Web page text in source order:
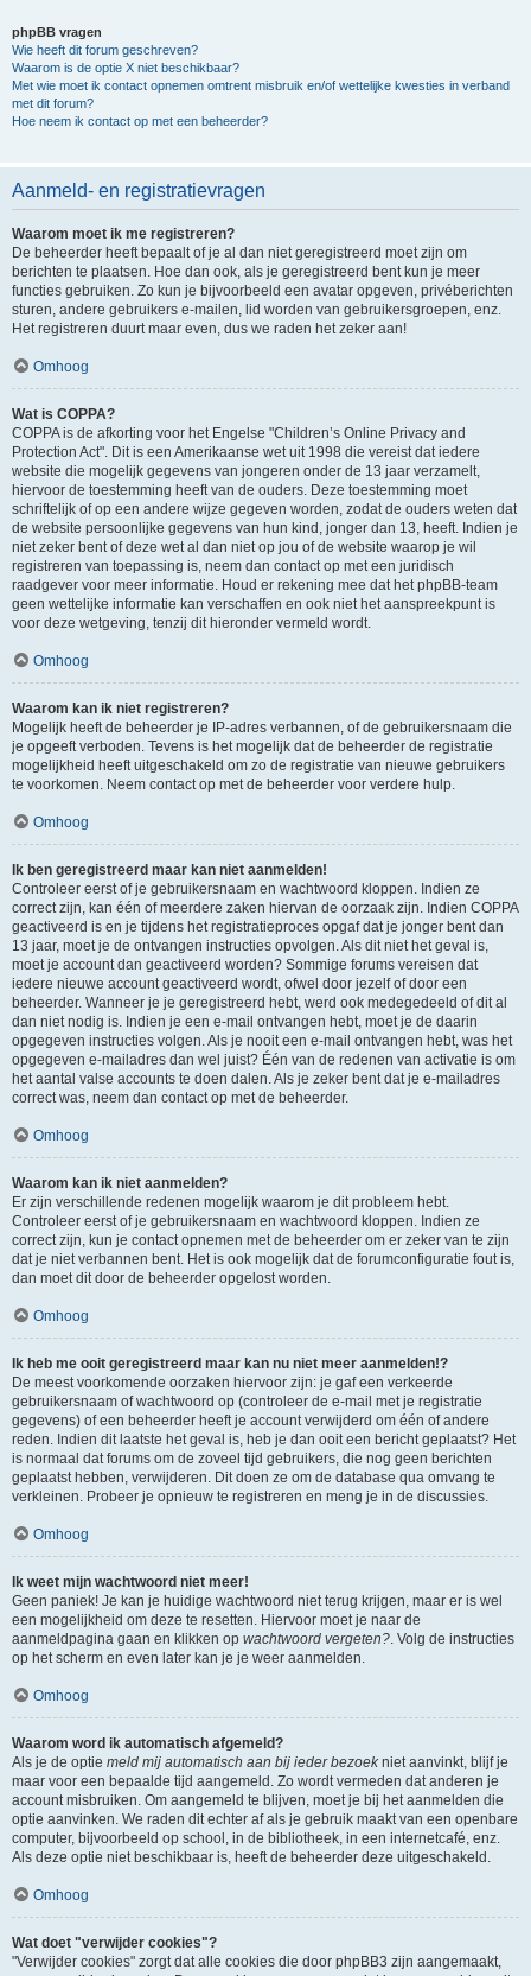
phpBB vragen
Wie heeft dit forum geschreven?
Waarom is de optie X niet beschikbaar?
Met wie moet ik contact opnemen omtrent misbruik en/of wettelijke kwesties in verband
met dit forum?
Hoe neem ik contact op met een beheerder?
Aanmeld- en registratievragen
Waarom moet ik me registreren?
De beheerder heeft bepaalt of je al dan niet geregistreerd moet zijn om
berichten te plaatsen. Hoe dan ook, als je geregistreerd bent kun je meer
functies gebruiken. Zo kun je bijvoorbeeld een avatar opgeven, privéberichten
sturen, andere gebruikers e-mailen, lid worden van gebruikersgroepen, enz.
Het registreren duurt maar even, dus we raden het zeker aan!
Omhoog
Wat is COPPA?
COPPA is de afkorting voor het Engelse "Children’s Online Privacy and
Protection Act". Dit is een Amerikaanse wet uit 1998 die vereist dat iedere
website die mogelijk gegevens van jongeren onder de 13 jaar verzamelt,
hiervoor de toestemming heeft van de ouders. Deze toestemming moet
schriftelijk of op een andere wijze gegeven worden, zodat de ouders weten dat
de website persoonlijke gegevens van hun kind, jonger dan 13, heeft. Indien je
niet zeker bent of deze wet al dan niet op jou of de website waarop je wil
registreren van toepassing is, neem dan contact op met een juridisch
raadgever voor meer informatie. Houd er rekening mee dat het phpBB-team
geen wettelijke informatie kan verschaffen en ook niet het aanspreekpunt is
voor deze wetgeving, tenzij dit hieronder vermeld wordt.
Omhoog
Waarom kan ik niet registreren?
Mogelijk heeft de beheerder je IP-adres verbannen, of de gebruikersnaam die
je opgeeft verboden. Tevens is het mogelijk dat de beheerder de registratie
mogelijkheid heeft uitgeschakeld om zo de registratie van nieuwe gebruikers
te voorkomen. Neem contact op met de beheerder voor verdere hulp.
Omhoog
Ik ben geregistreerd maar kan niet aanmelden!
Controleer eerst of je gebruikersnaam en wachtwoord kloppen. Indien ze
correct zijn, kan één of meerdere zaken hiervan de oorzaak zijn. Indien COPPA
geactiveerd is en je tijdens het registratieproces opgaf dat je jonger bent dan
13 jaar, moet je de ontvangen instructies opvolgen. Als dit niet het geval is,
moet je account dan geactiveerd worden? Sommige forums vereisen dat
iedere nieuwe account geactiveerd wordt, ofwel door jezelf of door een
beheerder. Wanneer je je geregistreerd hebt, werd ook medegedeeld of dit al
dan niet nodig is. Indien je een e-mail ontvangen hebt, moet je de daarin
opgegeven instructies volgen. Als je nooit een e-mail ontvangen hebt, was het
opgegeven e-mailadres dan wel juist? Één van de redenen van activatie is om
het aantal valse accounts te doen dalen. Als je zeker bent dat je e-mailadres
correct was, neem dan contact op met de beheerder.
Omhoog
Waarom kan ik niet aanmelden?
Er zijn verschillende redenen mogelijk waarom je dit probleem hebt.
Controleer eerst of je gebruikersnaam en wachtwoord kloppen. Indien ze
correct zijn, kun je contact opnemen met de beheerder om er zeker van te zijn
dat je niet verbannen bent. Het is ook mogelijk dat de forumconfiguratie fout is,
dan moet dit door de beheerder opgelost worden.
Omhoog
Ik heb me ooit geregistreerd maar kan nu niet meer aanmelden!?
De meest voorkomende oorzaken hiervoor zijn: je gaf een verkeerde
gebruikersnaam of wachtwoord op (controleer de e-mail met je registratie
gegevens) of een beheerder heeft je account verwijderd om één of andere
reden. Indien dit laatste het geval is, heb je dan ooit een bericht geplaatst? Het
is normaal dat forums om de zoveel tijd gebruikers, die nog geen berichten
geplaatst hebben, verwijderen. Dit doen ze om de database qua omvang te
verkleinen. Probeer je opnieuw te registreren en meng je in de discussies.
Omhoog
Ik weet mijn wachtwoord niet meer!
Geen paniek! Je kan je huidige wachtwoord niet terug krijgen, maar er is wel
een mogelijkheid om deze te resetten. Hiervoor moet je naar de
aanmeldpagina gaan en klikken op wachtwoord vergeten?. Volg de instructies
op het scherm en even later kan je je weer aanmelden.
Omhoog
Waarom word ik automatisch afgemeld?
Als je de optie meld mij automatisch aan bij ieder bezoekniet aanvinkt, blijf je
maar voor een bepaalde tijd aangemeld. Zo wordt vermeden dat anderen je
account misbruiken. Om aangemeld te blijven, moet je bij het aanmelden die
optie aanvinken. We raden dit echter af als je gebruik maakt van een openbare
computer, bijvoorbeeld op school, in de bibliotheek, in een internetcafé, enz.
Als deze optie niet beschikbaar is, heeft de beheerder deze uitgeschakeld.
Omhoog
Wat doet "verwijder cookies"?
"Verwijder cookies" zorgt dat alle cookies die door phpBB3 zijn aangemaakt,